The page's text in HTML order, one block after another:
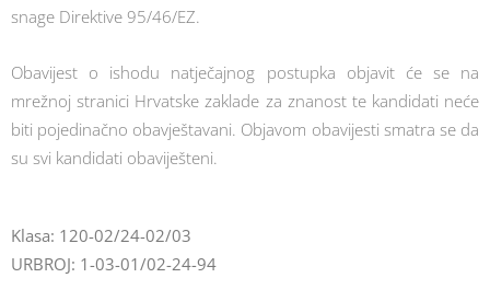
snage Direktive 95/46/EZ.
Obavijest o ishodu natječajnog postupka objavit će se na
mrežnoj stranici Hrvatske zaklade za znanost te kandidati neće
biti pojedinačno obavještavani. Objavom obavijesti smatra se da
su svi kandidati obaviješteni.
Klasa: 120-02/24-02/03
URBROJ: 1-03-01/02-24-94